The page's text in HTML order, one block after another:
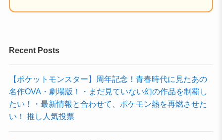
Recent Posts
【ポケットモンスター】周年記念！青春時代に見たあの
名作OVA・劇場版！・まだ見ていない幻の作品を制覇し
たい！・最新情報と合わせて、ポケモン熱を再燃させた
い！ 推し人気投票